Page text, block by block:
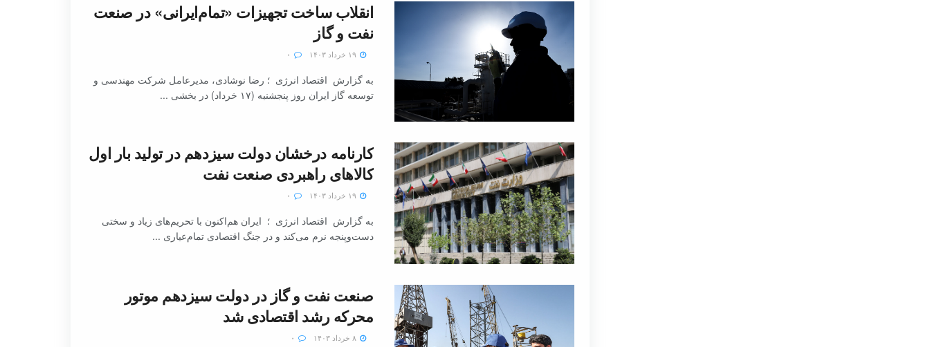
انقلاب ساخت تجهیزات «تمام‌ایرانی» در صنعت
نفت و گاز
به گزارش اقتصاد انرژی ؛ رضا نوشادی، مدیرعامل شرکت مهندسی و
توسعه گاز ایران روز پنجشنبه (۱۷ خرداد) در بخشی ...
کارنامه درخشان دولت سیزدهم در تولید بار اول
کالاهای راهبردی صنعت نفت
به گزارش اقتصاد انرژی ؛ ایران هم‌اکنون با تحریم‌های زیاد و سختی
دست‌وپنجه نرم می‌کند و در جنگ اقتصادی تمام‌عیاری ...
صنعت نفت و گاز در دولت سیزدهم موتور
محرکه رشد اقتصادی شد